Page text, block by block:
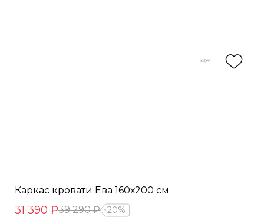
Каркас кровати Ева 160х200 см
31 390 ₽39 290 ₽ 20%